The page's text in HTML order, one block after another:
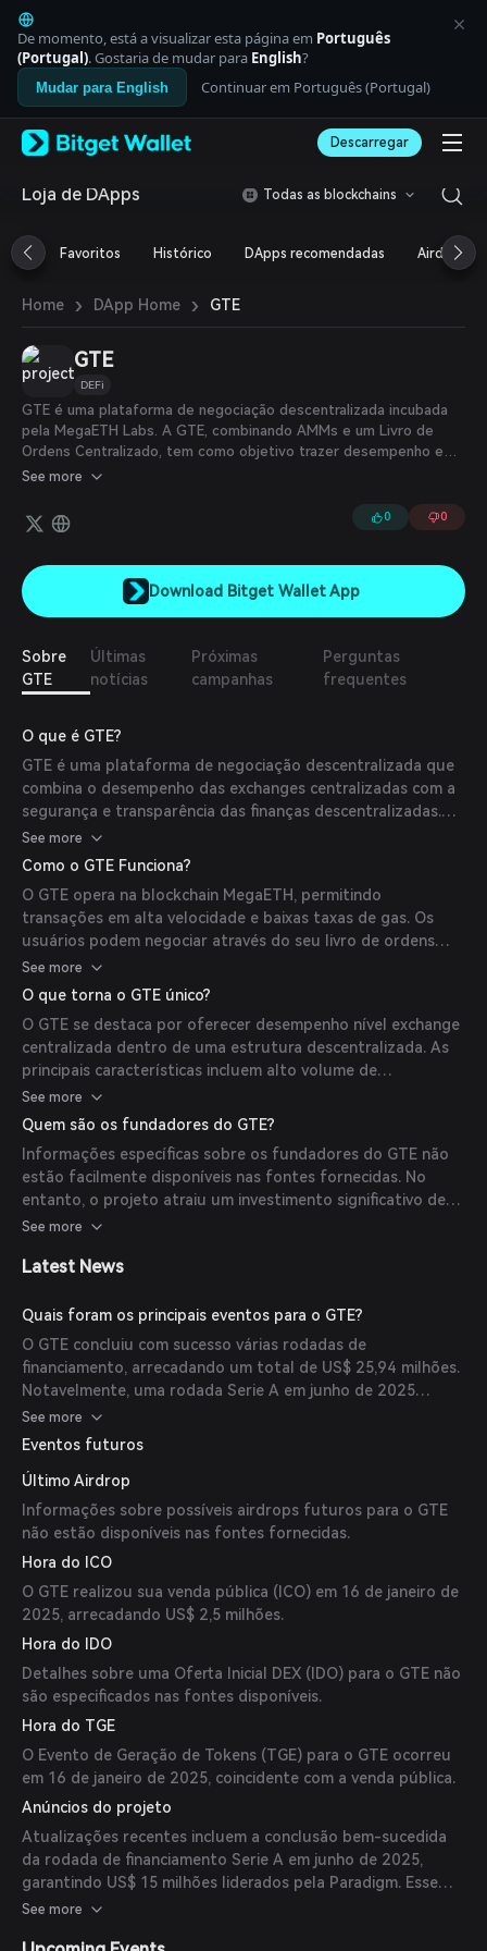
English
日本語
Tiếng Việt
Русский
Español (Latinoamérica)
Italiano
Deutsch
繁體中文
Português (Portugal)
ภาษาไทย
العربية
हिन्दी
বাংলা
Português (Brasil)
Español (Argentina)
De momento, está a visualizar esta página em Português
(Portugal). Gostaria de mudar para English?
Mudar para English Continuar em Português (Portugal)
Descarregar
Loja de DApps Todas as blockchains
Favoritos Histórico DApps recomendadas Airdrop
Home › DApp Home › GTE
GTE
DEFi
GTE é uma plataforma de negociação descentralizada incubada
pela MegaETH Labs. A GTE, combinando AMMs e um Livro de
Ordens Centralizado, tem como objetivo trazer desempenho e
liquidez de nível CEX para o DeFi.
See more
0 0
Download Bitget Wallet App
Sobre
GTE
Últimas
notícias
Próximas
campanhas
Perguntas
frequentes
O que é GTE?
GTE é uma plataforma de negociação descentralizada que
combina o desempenho das exchanges centralizadas com a
segurança e transparência das finanças descentralizadas.
Construída na blockchain MegaETH, oferece um conjunto
abrangente de ferramentas de negociação, incluindo um
automatizado e uma plataforma de lançamento para
criação de tokens. O GTE tem como objetivo fornecer aos
usuários os melhores preços on-chain, agregando dados de
vários locais de negociação, garantindo ao mesmo tempo
que os usuários mantenham controle total sobre seus
fundos.
See more
Como o GTE Funciona?
O GTE opera na blockchain MegaETH, permitindo
transações em alta velocidade e baixas taxas de gas. Os
usuários podem negociar através do seu livro de ordens
com limite central ou participar de pools de liquidez via
formador de mercado automatizado. A plataforma
também conta com uma plataforma de lançamento para
novos projetos de tokens, facilitando a criação e promoção
de tokens. Ao escanear todos os locais de negociação na
MegaETH, o GTE garante que os usuários recebam os
melhores preços on-chain. Importante, o GTE é totalmente
não custodial, o que significa que os usuários mantêm
controle completo sobre seus ativos sem intermediários.
See more
O que torna o GTE único?
O GTE se destaca por oferecer desempenho nível exchange
centralizada dentro de uma estrutura descentralizada. As
principais características incluem alto volume de
transações, baixa latência e uma interface amigável ao
usuário. A integração de mecânicas de jogos, como
coleções NFT, adiciona uma dimensão envolvente à
plataforma. Além disso, a natureza não custodial do GTE
garante que os usuários tenham controle total sobre seus
fundos, aumentando a segurança e a confiança.
See more
Quem são os fundadores do GTE?
Informações específicas sobre os fundadores do GTE não
estão facilmente disponíveis nas fontes fornecidas. No
entanto, o projeto atraiu um investimento significativo de
empresas renomadas como Paradigm, GSR, Robot Ventures,
respaldo e uma equipe de liderança experiente.
See more
Latest News
Quais foram os principais eventos para o GTE?
O GTE concluiu com sucesso várias rodadas de
financiamento, arrecadando um total de US$ 25,94 milhões.
Notavelmente, uma rodada Serie A em junho de 2025
garantiu US$ 15 milhões, liderada pela Paradigm.
Anteriormente, uma venda pública em janeiro de 2025
de 2024 arrecadou US$ 6,94 milhões de investidores,
incluindo GSR e Robot Ventures. Esses marcos refletem a
forte confiança e apoio dos investidores à visão do GTE.
See more
Eventos futuros
Último Airdrop
Informações sobre possíveis airdrops futuros para o GTE
não estão disponíveis nas fontes fornecidas.
Hora do ICO
O GTE realizou sua venda pública (ICO) em 16 de janeiro de
2025, arrecadando US$ 2,5 milhões.
Hora do IDO
Detalhes sobre uma Oferta Inicial DEX (IDO) para o GTE não
são especificados nas fontes disponíveis.
Hora do TGE
O Evento de Geração de Tokens (TGE) para o GTE ocorreu
em 16 de janeiro de 2025, coincidente com a venda pública.
Anúncios do projeto
Atualizações recentes incluem a conclusão bem-sucedida
da rodada de financiamento Serie A em junho de 2025,
garantindo US$ 15 milhões liderados pela Paradigm. Esse
financiamento deverá apoiar o desenvolvimento e expansão
See more